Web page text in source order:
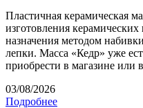
Пластичная керамическая
изготовления
назначения методом
лепки. Масса «Кедр» уже
приобрести в магазине или
03/08/2026
Подробнее